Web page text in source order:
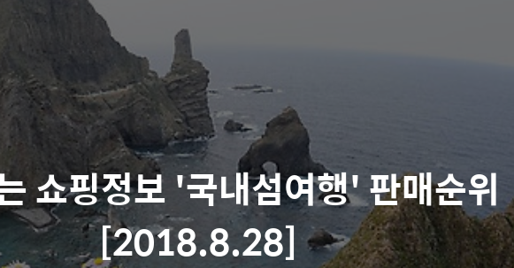
쇼핑정보 '국내섬여행' 판매순위
[2018.8.28]